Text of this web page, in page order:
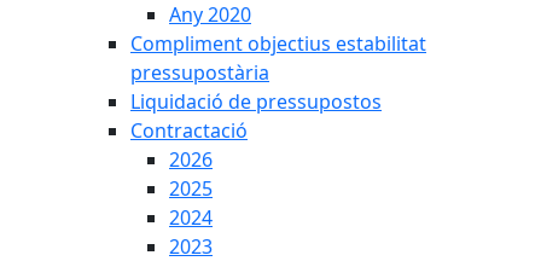
Any 2020
Compliment objectius estabilitat
pressupostària
Liquidació de pressupostos
Contractació
2026
2025
2024
2023